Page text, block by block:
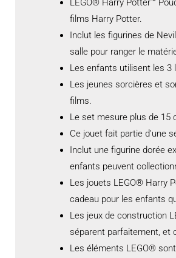
LEGO® Harry Potter™
films Harry Potter.
Inclut les figurines de
salle pour ranger le
Les enfants utilisent les 3
Les jeunes sorcières et
films.
Le set mesure plus de 15
Ce jouet fait partie d’une
Inclut une figurine dorée
enfants peuvent
Les jouets LEGO® Harry
cadeau pour les enfants
Les jeux de construction
séparent parfaitement, et
Les éléments LEGO®